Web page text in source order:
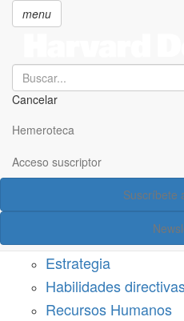
principal
menu
Search
Cancelar
Hemeroteca
Acceso suscriptor
Suscríbete
Acceso suscriptor
Estrategia
Habilidades
Recursos Humanos